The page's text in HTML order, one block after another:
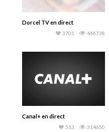
Dorcel TV en direct
466738
3705
Canal+ en direct
314650
513